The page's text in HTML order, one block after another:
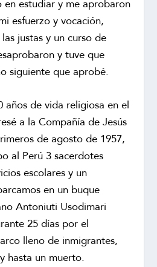
en estudiar y me aprobaron
esfuerzo y vocación,
justas y un curso de
y tuve que
siguiente que aprobé.
años de vida religiosa en el
a la Compañía de Jesús
de agosto de 1957,
al Perú 3 sacerdotes
escolares y un
en un buque
Antoniuti Usodimari
25 días por el
lleno de inmigrantes,
hasta un muerto.